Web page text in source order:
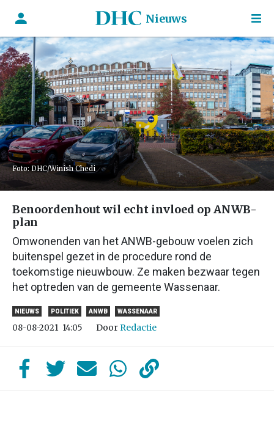
Nieuws
Foto: DHC/Winish Chedi
Benoordenhout wil echt invloed op ANWB-
plan
Omwonenden van het ANWB-gebouw voelen zich
buitenspel gezet in de procedure rond de
toekomstige nieuwbouw. Ze maken bezwaar tegen
het optreden van de gemeente Wassenaar.
NIEUWS POLITIEK ANWB WASSENAAR
08-08-2021 14:05 DoorRedactie